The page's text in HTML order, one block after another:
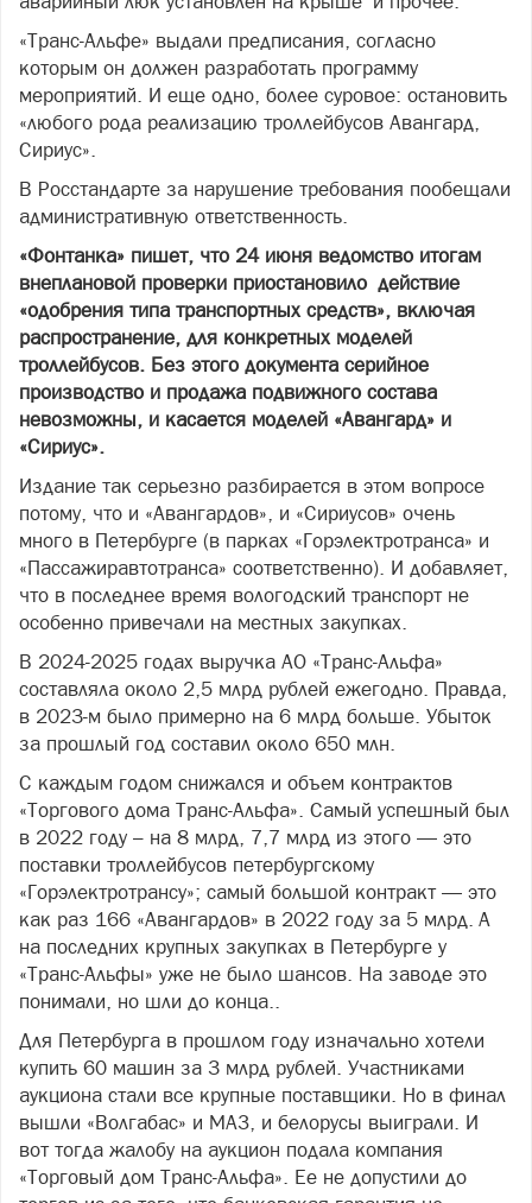
«Транс-Альфе» выдали предписания, согласно
которым он должен разработать программу
мероприятий. И еще одно, более суровое: остановить
«любого рода реализацию троллейбусов Авангард,
Сириус».
В Росстандарте за нарушение требования пообещали
административную ответственность.
«Фонтанка» пишет, что 24 июня ведомство итогам
внеплановой проверки приостановило действие
«одобрения типа транспортных средств», включая
распространение, для конкретных моделей
троллейбусов. Без этого документа серийное
производство и продажа подвижного состава
невозможны, и касается моделей «Авангард» и
«Сириус».
Издание так серьезно разбирается в этом вопросе
потому, что и «Авангардов», и «Сириусов» очень
много в Петербурге (в парках «Горэлектротранса» и
«Пассажиравтотранса» соответственно). И добавляет,
что в последнее время вологодский транспорт не
особенно привечали на местных закупках.
В 2024-2025 годах выручка АО «Транс-Альфа»
составляла около 2,5 млрд рублей ежегодно. Правда,
в 2023-м было примерно на 6 млрд больше. Убыток
за прошлый год составил около 650 млн.
С каждым годом снижался и объем контрактов
«Торгового дома Транс-Альфа». Самый успешный был
в 2022 году – на 8 млрд, 7,7 млрд из этого — это
поставки троллейбусов петербургскому
«Горэлектротрансу»; самый большой контракт — это
как раз 166 «Авангардов» в 2022 году за 5 млрд. А
на последних крупных закупках в Петербурге у
«Транс-Альфы» уже не было шансов. На заводе это
понимали, но шли до конца..
Для Петербурга в прошлом году изначально хотели
купить 60 машин за 3 млрд рублей. Участниками
аукциона стали все крупные поставщики. Но в финал
вышли «Волгабас» и МАЗ, и белорусы выиграли. И
вот тогда жалобу на аукцион подала компания
«Торговый дом Транс-Альфа». Ее не допустили до